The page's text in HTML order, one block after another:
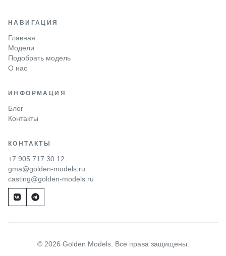
НАВИГАЦИЯ
Главная
Модели
Подобрать модель
О нас
ИНФОРМАЦИЯ
Блог
Контакты
КОНТАКТЫ
+7 905 717 30 12
gma@golden-models.ru
casting@golden-models.ru
© 2026 Golden Models. Все права защищены.